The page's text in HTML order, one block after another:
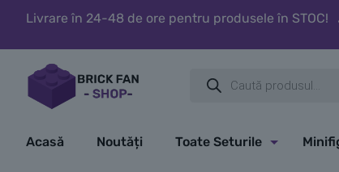
Livrare în 24-48 de ore pentru produsele în STOC!
search
Acasă Noutăți Toate Seturile